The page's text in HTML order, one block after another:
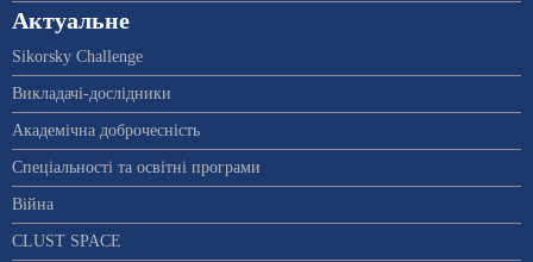
Актуальне
Sikorsky Challenge
Викладачі-дослідники
Академічна доброчесність
Спеціальності та освітні програми
Війна
CLUST SPACE